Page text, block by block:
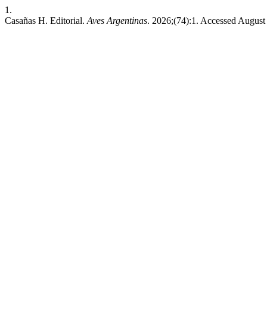
1.
Casañas H. Editorial. Aves Argentinas. 2026;(74):1. Accessed